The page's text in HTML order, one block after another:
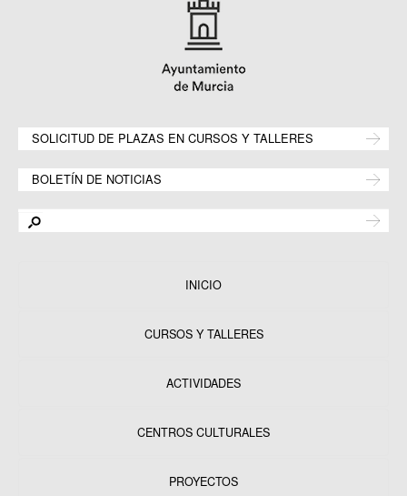
SOLICITUD DE PLAZAS EN CURSOS Y TALLERES
BOLETÍN DE NOTICIAS
INICIO
CURSOS Y TALLERES
ACTIVIDADES
CENTROS CULTURALES
PROYECTOS